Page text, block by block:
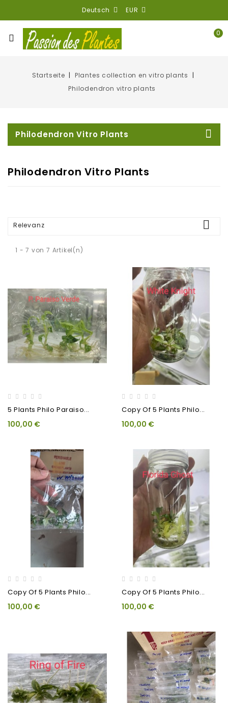
Deutsch EUR
0
Startseite
Plantes collection en vitro plants
Philodendron vitro plants
Philodendron Vitro Plants
Philodendron Vitro Plants
Relevanz 
1 - 7 von 7 Artikel(n)
5 Plants Philo Paraiso...
100,00 €
Copy Of 5 Plants Philo...
100,00 €
Copy Of 5 Plants Philo...
100,00 €
Copy Of 5 Plants Philo...
100,00 €